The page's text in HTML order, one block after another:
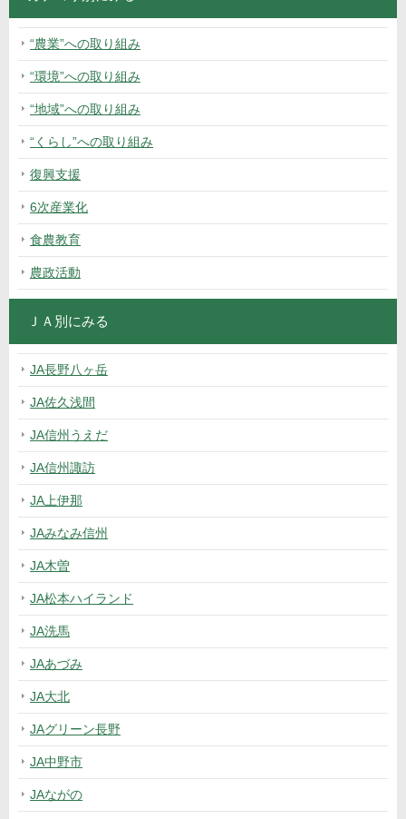
“農業”への取り組み
“環境”への取り組み
“地域”への取り組み
“くらし”への取り組み
復興支援
6次産業化
食農教育
農政活動
ＪＡ別にみる
JA長野八ヶ岳
JA佐久浅間
JA信州うえだ
JA信州諏訪
JA上伊那
JAみなみ信州
JA木曽
JA松本ハイランド
JA洗馬
JAあづみ
JA大北
JAグリーン長野
JA中野市
JAながの